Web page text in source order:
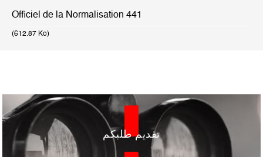
Officiel de la Normalisation 441
(612.87 Ko)
تقديم طلبكم